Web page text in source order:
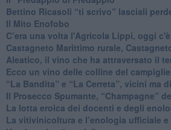
Bettino Ricasoli “ti scrivo” lasciali
Il Mito Enofobo
​C’era una volta l'Agricola Lippi, oggi
​Castagneto Marittimo rurale,
Aleatico, il vino che ha attraversato il
Ecco un vino delle colline del
“La Bandita” e “La Cerreta”, vicini ma
​Il Prosecco Spumante, “Champagne”
​La lotta eroica dei docenti e degli
​La vitivinicoltura e l’enologia ufficiale